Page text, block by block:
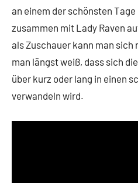
an einem der schönsten
zusammen mit Lady Raven
als Zuschauer kann man
man längst weiß, dass sich
über kurz oder lang in einen
verwandeln wird.